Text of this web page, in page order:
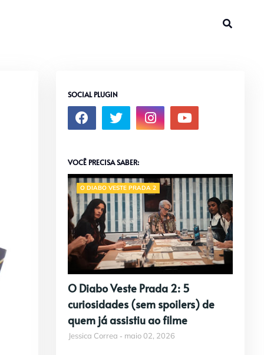
SOCIAL PLUGIN
VOCÊ PRECISA SABER:
O DIABO VESTE PRADA 2
O Diabo Veste Prada 2: 5
curiosidades (sem spoilers) de
quem já assistiu ao filme
Jessica Correa maio 02, 2026